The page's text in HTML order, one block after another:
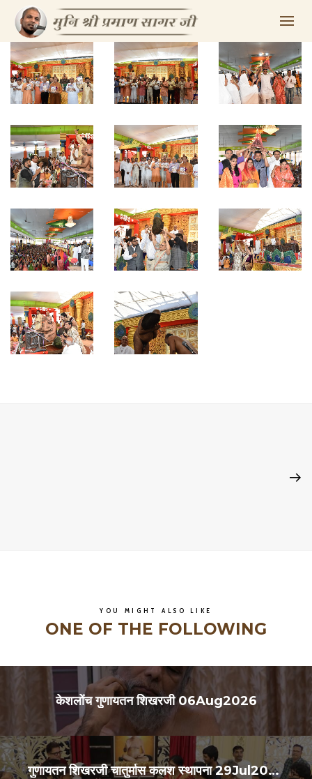
YOU MIGHT ALSO LIKE
ONE OF THE FOLLOWING
केशलोंच गुणायतन शिखरजी 06Aug2026
गुणायतन शिखरजी चातुर्मास कलश स्थापना 29Jul2026